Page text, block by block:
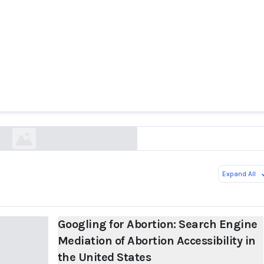
for Abortion: Search Engine Mediation of
Expand All
Googling for Abortion: Search Engine
Mediation of Abortion Accessibility in
the United States